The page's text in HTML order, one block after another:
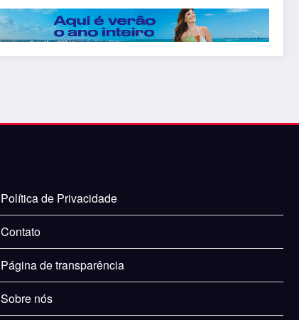
Política de Privacidade
Contato
Página de transparência
Sobre nós